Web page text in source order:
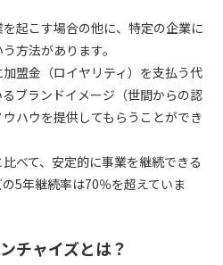
起こす場合の他に、特定の企業に
方法があります。
盟金（ロイヤリティ）を支払う代
ブランドイメージ（世間からの認
ハウを提供してもらうことができ
べて、安定的に事業を継続できる
5年継続率は70％を超えていま
チャイズとは？